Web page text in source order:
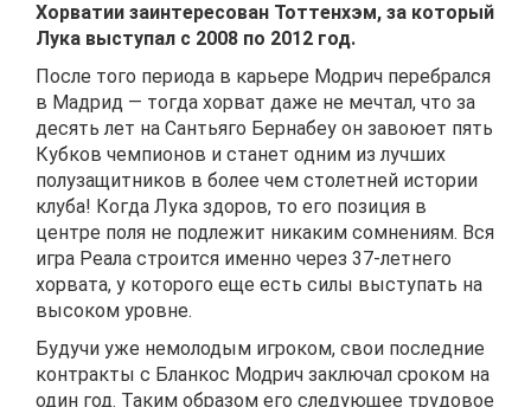
Хорватии заинтересован Тоттенхэм, за который
Лука выступал с 2008 по 2012 год.
После того периода в карьере Модрич перебрался
в Мадрид — тогда хорват даже не мечтал, что за
десять лет на Сантьяго Бернабеу он завоюет пять
Кубков чемпионов и станет одним из лучших
полузащитников в более чем столетней истории
клуба! Когда Лука здоров, то его позиция в
центре поля не подлежит никаким сомнениям. Вся
игра Реала строится именно через 37-летнего
хорвата, у которого еще есть силы выступать на
высоком уровне.
Будучи уже немолодым игроком, свои последние
контракты с Бланкос Модрич заключал сроком на
один год. Таким образом его следующее трудовое